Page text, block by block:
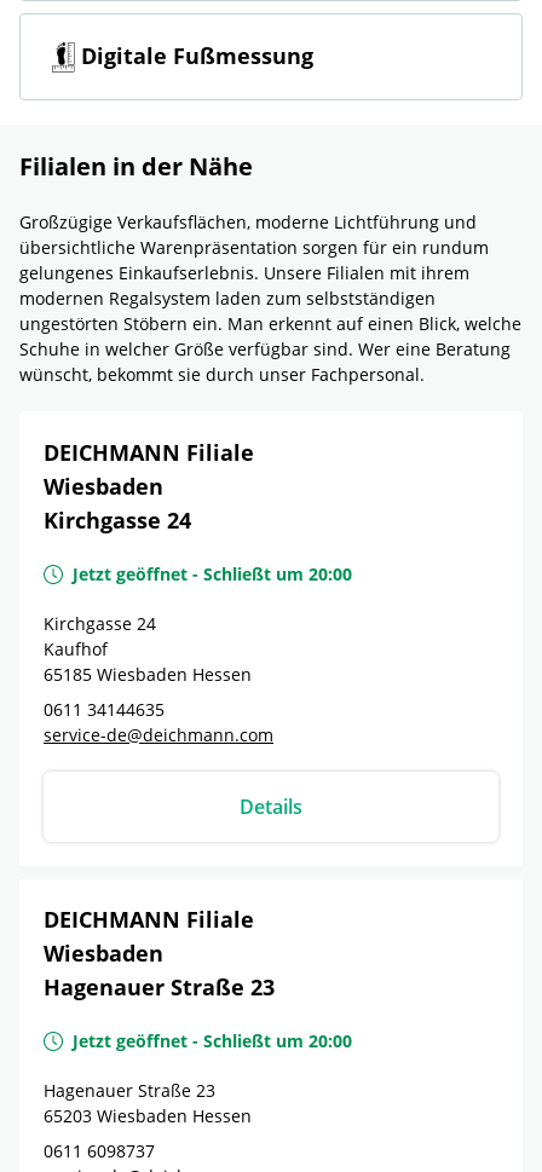
Digitale Fußmessung
Filialen in der Nähe
Großzügige Verkaufsflächen, moderne Lichtführung und
übersichtliche Warenpräsentation sorgen für ein rundum
gelungenes Einkaufserlebnis. Unsere Filialen mit ihrem
modernen Regalsystem laden zum selbstständigen
ungestörten Stöbern ein. Man erkennt auf einen Blick, welche
Schuhe in welcher Größe verfügbar sind. Wer eine Beratung
wünscht, bekommt sie durch unser Fachpersonal.
DEICHMANN Filiale
Wiesbaden
Kirchgasse 24
Jetzt geöffnet - Schließt um 20:00
Kirchgasse 24
Kaufhof
65185 Wiesbaden Hessen
0611 34144635
service-de@deichmann.com
Details
DEICHMANN Filiale
Wiesbaden
Hagenauer Straße 23
Jetzt geöffnet - Schließt um 20:00
Hagenauer Straße 23
65203 Wiesbaden Hessen
0611 6098737